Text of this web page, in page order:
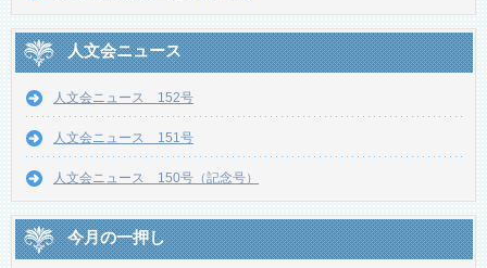
人文会ニュース
人文会ニュース 152号
人文会ニュース 151号
人文会ニュース 150号（記念号）
今月の一押し